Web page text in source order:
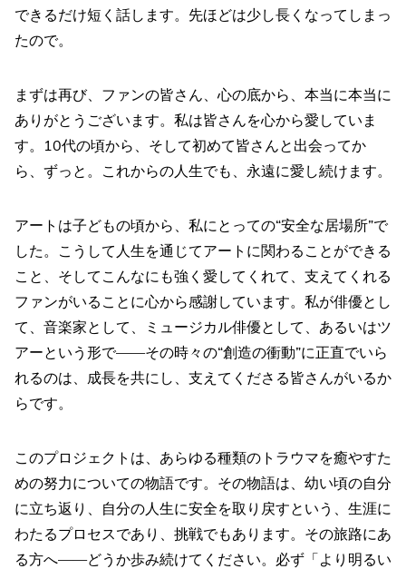
できるだけ短く話します。先ほどは少し長くなってしまっ
たので。
まずは再び、ファンの皆さん、心の底から、本当に本当に
ありがとうございます。私は皆さんを心から愛していま
す。10代の頃から、そして初めて皆さんと出会ってか
ら、ずっと。これからの人生でも、永遠に愛し続けます。
アートは子どもの頃から、私にとっての“安全な居場所”で
した。こうして人生を通じてアートに関わることができる
こと、そしてこんなにも強く愛してくれて、支えてくれる
ファンがいることに心から感謝しています。私が俳優とし
て、音楽家として、ミュージカル俳優として、あるいはツ
アーという形で――その時々の“創造の衝動”に正直でいら
れるのは、成長を共にし、支えてくださる皆さんがいるか
らです。
このプロジェクトは、あらゆる種類のトラウマを癒やすた
めの努力についての物語です。その物語は、幼い頃の自分
に立ち返り、自分の人生に安全を取り戻すという、生涯に
わたるプロセスであり、挑戦でもあります。その旅路にあ
る方へ――どうか歩み続けてください。必ず「より明るい